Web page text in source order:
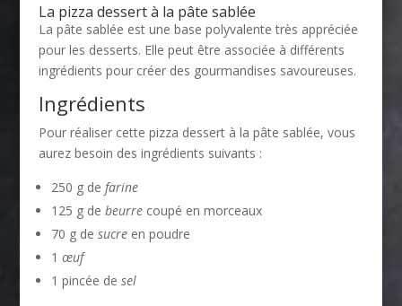
La pizza dessert à la pâte sablée
La pâte sablée est une base polyvalente très appréciée
pour les desserts. Elle peut être associée à différents
ingrédients pour créer des gourmandises savoureuses.
Ingrédients
Pour réaliser cette pizza dessert à la pâte sablée, vous
aurez besoin des ingrédients suivants :
250 g de farine
125 g de beurrecoupé en morceaux
70 g de sucreen poudre
1 œuf
1 pincée de sel